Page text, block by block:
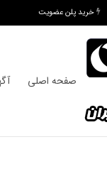
خرید پلن عضویت
صفحه اصلی